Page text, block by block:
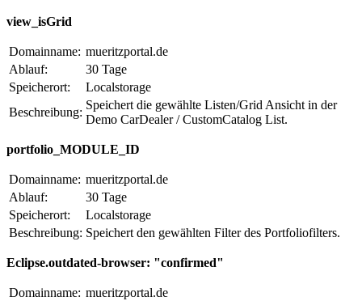
view_isGrid
Domainname: mueritzportal.de
Ablauf:
30 Tage
Speicherort:
Localstorage
Beschreibung:
Speichert die gewählte Listen/Grid Ansicht in der
Demo CarDealer / CustomCatalog List.
portfolio_MODULE_ID
Domainname: mueritzportal.de
Ablauf:
30 Tage
Speicherort:
Localstorage
Beschreibung: Speichert den gewählten Filter des Portfoliofilters.
Eclipse.outdated-browser: "confirmed"
Domainname: mueritzportal.de